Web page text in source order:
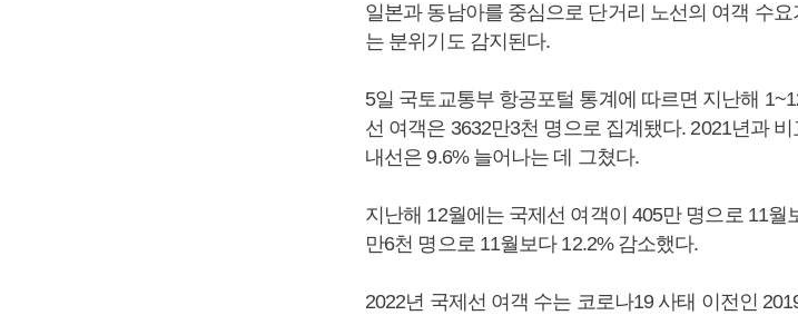
일본과 동남아를 중심으로 단거리 노선의 여객 수
는 분위기도 감지된다.
5일 국토교통부 항공포털 통계에 따르면 지난해
선 여객은 3632만3천 명으로 집계됐다. 2021년과
내선은 9.6% 늘어나는 데 그쳤다.
지난해 12월에는 국제선 여객이 405만 명으로 11
만6천 명으로 11월보다 12.2% 감소했다.
2022년 국제선 여객 수는 코로나19 사태 이전인